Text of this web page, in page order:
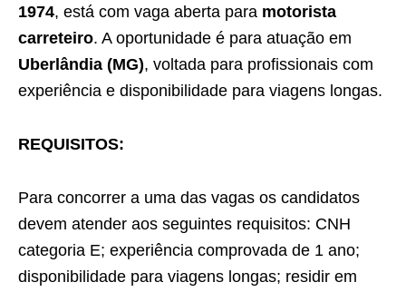
1974, está com vaga aberta para motorista
carreteiro. A oportunidade é para atuação em
Uberlândia (MG), voltada para profissionais com
experiência e disponibilidade para viagens longas.
REQUISITOS:
Para concorrer a uma das vagas os candidatos
devem atender aos seguintes requisitos: CNH
categoria E; experiência comprovada de 1 ano;
disponibilidade para viagens longas; residir em